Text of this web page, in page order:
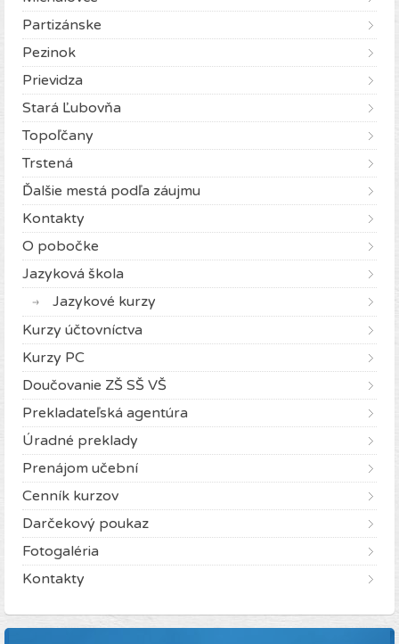
Partizánske
Pezinok
Prievidza
Stará Ľubovňa
Topoľčany
Trstená
Ďalšie mestá podľa záujmu
Kontakty
O pobočke
Jazyková škola
Jazykové kurzy
Kurzy účtovníctva
Kurzy PC
Doučovanie ZŠ SŠ VŠ
Prekladateľská agentúra
Úradné preklady
Prenájom učební
Cenník kurzov
Darčekový poukaz
Fotogaléria
Kontakty